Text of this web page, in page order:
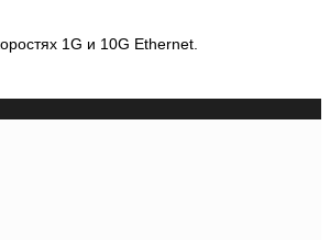
1G и 10G Ethernet.